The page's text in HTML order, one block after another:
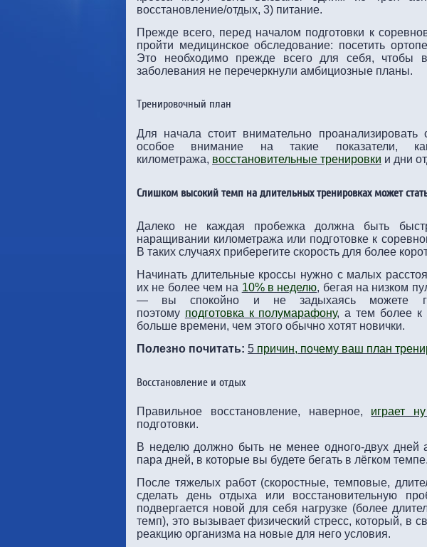
восстановление/отдых, 3) питание.
Прежде всего, перед началом подготовки к
пройти медицинское обследование: посетить
Это необходимо прежде всего для себя, чтобы в
заболевания не перечеркнули амбициозные планы.
Тренировочный план
Для начала стоит внимательно
особое внимание на такие показатели,
километража, восстановительные тренировки и дни
Слишком высокий темп на длительных тренировках может
Далеко не каждая пробежка должна быть
наращивании километража или подготовке к
В таких случаях приберегите скорость для более
Начинать длительные кроссы нужно с малых
их не более чем на 10% в неделю, бегая на низком
— вы спокойно и не задыхаясь можете
поэтому подготовка к полумарафону, а тем более к
больше времени, чем этого обычно хотят новички.
Полезно почитать: 5 причин, почему ваш план
Восстановление и отдых
Правильное восстановление, наверное, играет
подготовки.
В неделю должно быть не менее одного-двух дней
пара дней, в которые вы будете бегать в лёгком темпе.
После тяжелых работ (скоростные, темповые,
сделать день отдыха или восстановительную
подвергается новой для себя нагрузке (более
темп), это вызывает физический стресс, который, в
реакцию организма на новые для него условия.